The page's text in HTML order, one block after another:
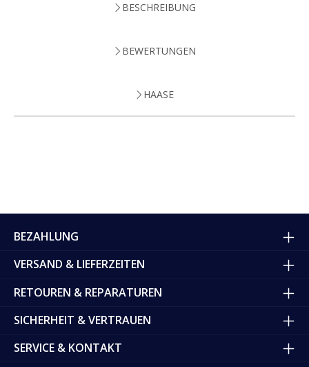
BESCHREIBUNG
BEWERTUNGEN
HAASE
BEZAHLUNG
VERSAND & LIEFERZEITEN
RETOUREN & REPARATUREN
SICHERHEIT & VERTRAUEN
SERVICE & KONTAKT